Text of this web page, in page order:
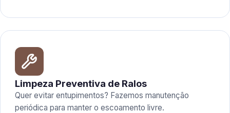
Limpeza Preventiva de Ralos
Quer evitar entupimentos? Fazemos manutenção
periódica para manter o escoamento livre.